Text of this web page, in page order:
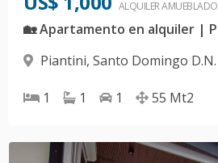
ALQUILERAMUEBLADO
Piantini, Santo Domingo D.N.
1 1 1 55 Mt2